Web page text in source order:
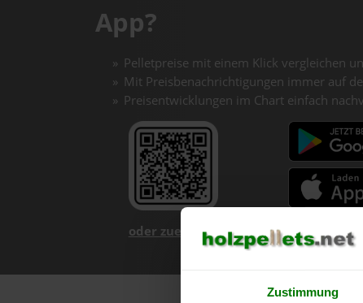
Zustimmung
App?
Pelletpreise mit einem Klick vergleichen
Mit Preisbenachrichtigungen immer auf
Preisentwicklungen im Chart einfach
oder zuerst mehr über unsere App